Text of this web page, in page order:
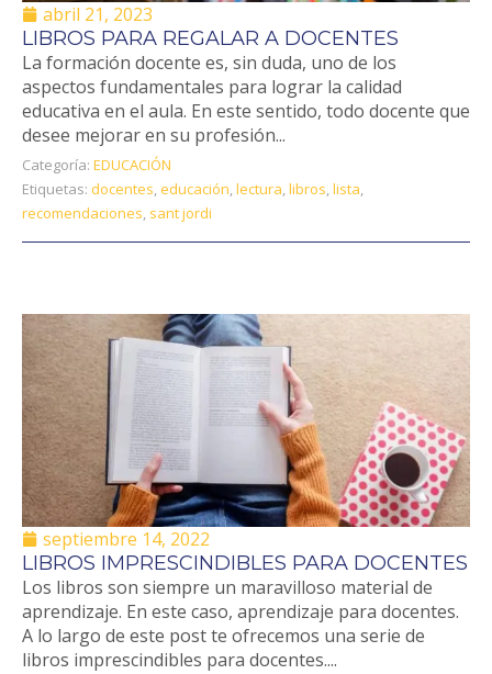
abril 21, 2023
LIBROS PARA REGALAR A DOCENTES
La formación docente es, sin duda, uno de los
aspectos fundamentales para lograr la calidad
educativa en el aula. En este sentido, todo docente que
desee mejorar en su profesión...
Categoría: EDUCACIÓN
Etiquetas: docentes,educación,lectura,libros,lista,
recomendaciones, sant jordi
septiembre 14, 2022
LIBROS IMPRESCINDIBLES PARA DOCENTES
Los libros son siempre un maravilloso material de
aprendizaje. En este caso, aprendizaje para docentes.
A lo largo de este post te ofrecemos una serie de
libros imprescindibles para docentes....